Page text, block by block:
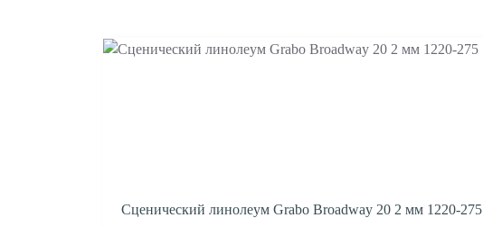
Сценический линолеум Grabo Broadway 20 2 мм 1220-275